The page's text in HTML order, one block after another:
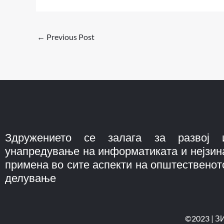
← Previous Post
Здружението се залага за развој
унапредување на информатиката и
примена во сите аспекти на
делување
©2023 |